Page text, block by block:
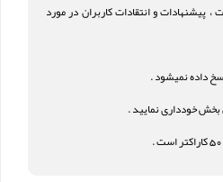
پیشنهادات و انتقادات کاربران در مورد
داده نمیشود .
بخش خودداری نمایید .